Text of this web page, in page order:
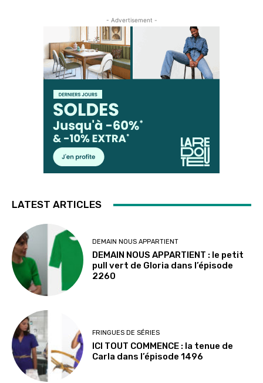
- Advertisement -
LATEST ARTICLES
DEMAIN NOUS APPARTIENT
DEMAIN NOUS APPARTIENT : le petit
pull vert de Gloria dans l’épisode
2260
FRINGUES DE SÉRIES
ICI TOUT COMMENCE : la tenue de
Carla dans l’épisode 1496